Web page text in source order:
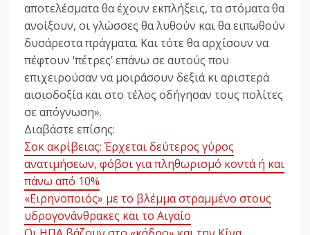
αποτελέσματα θα έχουν εκπλήξεις, τα στόματα θα
ανοίξουν, οι γλώσσες θα λυθούν και θα ειπωθούν
δυσάρεστα πράγματα. Και τότε θα αρχίσουν να
πέφτουν ‘πέτρες’ επάνω σε αυτούς που
επιχειρούσαν να μοιράσουν δεξιά κι αριστερά
αισιοδοξία και στο τέλος οδήγησαν τους πολίτες
σε απόγνωση».
Διαβάστε επίσης:
Σοκ ακρίβειας: Έρχεται δεύτερος γύρος
ανατιμήσεων, φόβοι για πληθωρισμό κοντά ή και
πάνω από 10%
«Ειρηνοποιός» με το βλέμμα στραμμένο στους
υδρογονάνθρακες και το Αιγαίο